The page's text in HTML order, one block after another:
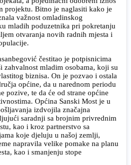
projektu. Bitno je naglasiti kako je
važnost omladinskog
mladih poduzetnika pri pokretanju
otvaranja novih radnih mjesta i
čestitao je potpisnicima
zahvalnost mladim osobama, koji su
biznisa. On je pozvao i ostala
općine, da u narednom periodu
pozive, te da će od strane općine
Općina Sanski Most je u
izdvojila značajna
saradnji sa brojnim privrednim
kao i kroz partnerstvo sa
koje djeluju u našoj zemlji,
napravila velike pomake na planu
kao i smanjenju stope